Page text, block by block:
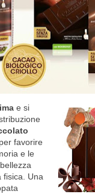
e si
favorire
e le
fisica. Una